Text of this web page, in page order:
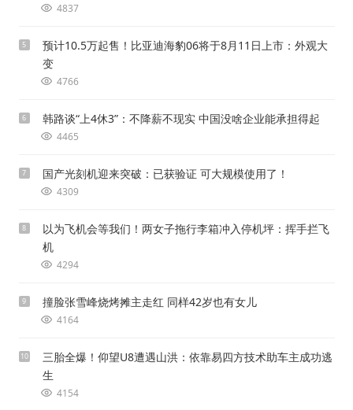
4837
5
预计10.5万起售！比亚迪海豹06将于8月11日上市：外观大
变
4766
6 韩路谈“上4休3”：不降薪不现实 中国没啥企业能承担得起
4465
7 国产光刻机迎来突破：已获验证 可大规模使用了！
4309
8
以为飞机会等我们！两女子拖行李箱冲入停机坪：挥手拦飞
机
4294
9 撞脸张雪峰烧烤摊主走红 同样42岁也有女儿
4164
10
三胎全爆！仰望U8遭遇山洪：依靠易四方技术助车主成功逃
生
4154